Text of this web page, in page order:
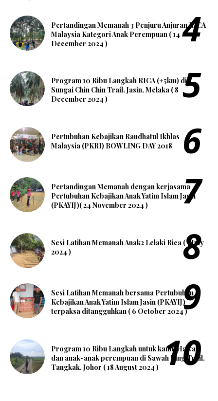
Pertandingan Memanah 3 Penjuru Anjuran RICA
Malaysia Kategori Anak Perempuan ( 14
December 2024 )
Program 10 Ribu Langkah RICA (±5km) di
Sungai Chin Chin Trail, Jasin, Melaka ( 8
December 2024 )
Pertubuhan Kebajikan Raudhatul Ikhlas
Malaysia (PKRI) BOWLING DAY 2018
Pertandingan Memanah dengan kerjasama
Pertubuhan Kebajikan Anak Yatim Islam Jasin
(PKAYIJ)( 24 November 2024 )
Sesi Latihan Memanah Anak2 Lelaki Rica ( 7 July
2024 )
Sesi Latihan Memanah bersama Pertubuhan
Kebajikan Anak Yatim Islam Jasin (PKAYIJ)
terpaksa ditangguhkan ( 6 October 2024 )
Program 10 Ribu Langkah untuk kaum Hawa
dan anak-anak perempuan di Sawah Ring Trail,
Tangkak, Johor ( 18 August 2024 )